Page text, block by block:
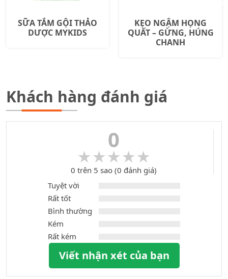
SỮA TẮM GỘI THẢO
DƯỢC MYKIDS
KẸO NGẬM HỌNG
QUẤT – GỪNG, HÚNG
CHANH
Khách hàng đánh giá
0
★★★★★
★★★★★
0 trên 5 sao (0 đánh giá)
Tuyệt vời
Rất tốt
Bình thường
Kém
Rất kém
Viết nhận xét của bạn